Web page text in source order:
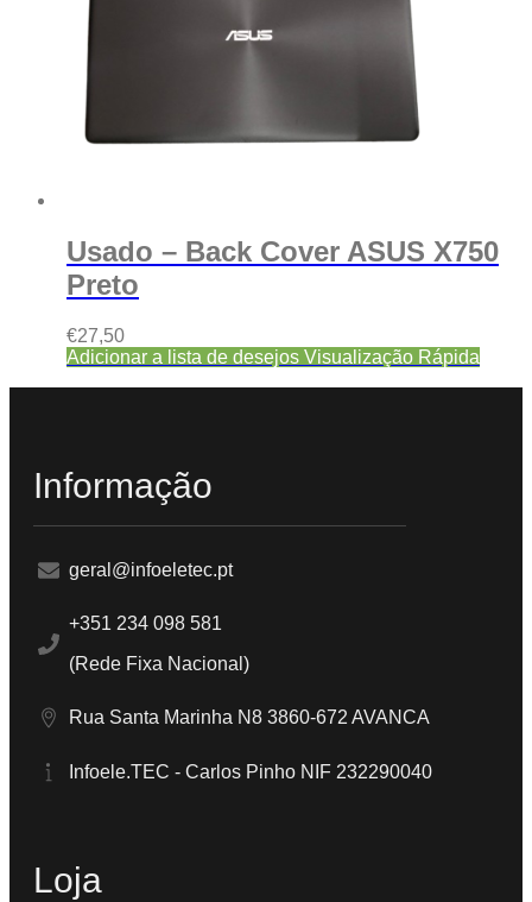
Usado – Back Cover ASUS X750
Preto
€27,50
Adicionar a lista de desejos Visualização Rápida
Informação
geral@infoeletec.pt
+351 234 098 581
(Rede Fixa Nacional)
Rua Santa Marinha N8 3860-672 AVANCA
Infoele.TEC - Carlos Pinho NIF 232290040
Loja